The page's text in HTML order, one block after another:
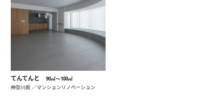
てんてんと 90㎡〜100㎡
神奈川県 ／マンションリノベーション